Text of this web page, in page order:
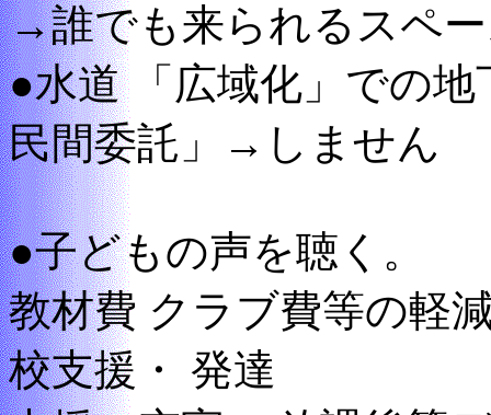
→誰でも来られるスペ
●水道 「広域化」での
民間委託」→しません
●子どもの声を聴く。
教材費 クラブ費等の軽
校支援・ 発達